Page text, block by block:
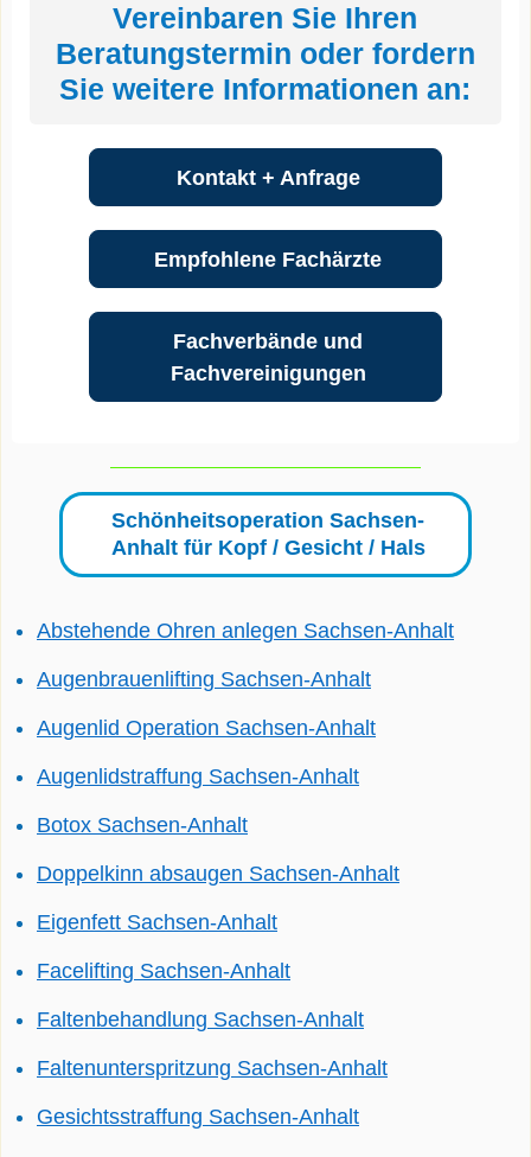
Vereinbaren Sie Ihren
Beratungstermin oder fordern
Sie weitere Informationen an:
Kontakt + Anfrage
Empfohlene Fachärzte
Fachverbände und
Fachvereinigungen
Schönheitsoperation Sachsen-
Anhalt für Kopf / Gesicht / Hals
Abstehende Ohren anlegen Sachsen-Anhalt
Augenbrauenlifting Sachsen-Anhalt
Augenlid Operation Sachsen-Anhalt
Augenlidstraffung Sachsen-Anhalt
Botox Sachsen-Anhalt
Doppelkinn absaugen Sachsen-Anhalt
Eigenfett Sachsen-Anhalt
Facelifting Sachsen-Anhalt
Faltenbehandlung Sachsen-Anhalt
Faltenunterspritzung Sachsen-Anhalt
Gesichtsstraffung Sachsen-Anhalt